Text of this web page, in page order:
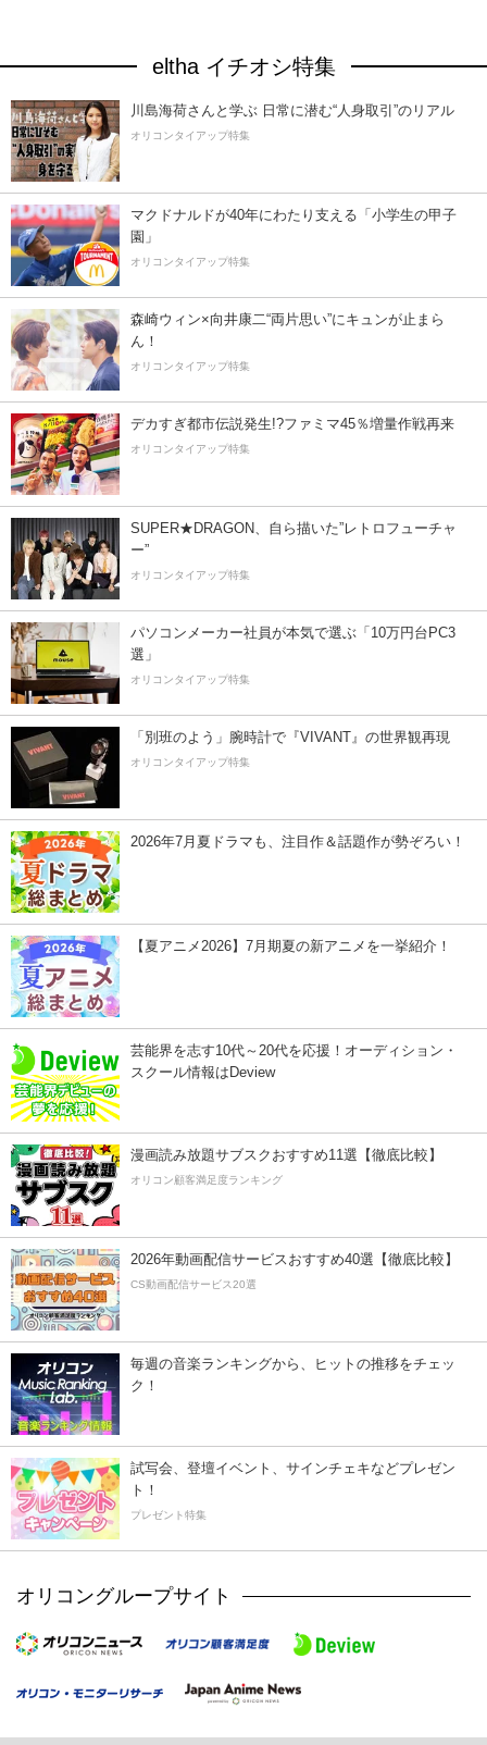
eltha イチオシ特集
川島海荷さんと学ぶ 日常に潜む“人身取引”のリアル
オリコンタイアップ特集
マクドナルドが40年にわたり支える「小学生の甲子
園」
オリコンタイアップ特集
森崎ウィン×向井康二“両片思い”にキュンが止まら
ん！
オリコンタイアップ特集
デカすぎ都市伝説発生!?ファミマ45％増量作戦再来
オリコンタイアップ特集
SUPER★DRAGON、自ら描いた”レトロフューチャ
ー”
オリコンタイアップ特集
パソコンメーカー社員が本気で選ぶ「10万円台PC3
選」
オリコンタイアップ特集
「別班のよう」腕時計で『VIVANT』の世界観再現
オリコンタイアップ特集
2026年7月夏ドラマも、注目作＆話題作が勢ぞろい！
【夏アニメ2026】7月期夏の新アニメを一挙紹介！
芸能界を志す10代～20代を応援！オーディション・
スクール情報はDeview
漫画読み放題サブスクおすすめ11選【徹底比較】
オリコン顧客満足度ランキング
2026年動画配信サービスおすすめ40選【徹底比較】
CS動画配信サービス20選
毎週の音楽ランキングから、ヒットの推移をチェッ
ク！
試写会、登壇イベント、サインチェキなどプレゼン
ト！
プレゼント特集
オリコングループサイト